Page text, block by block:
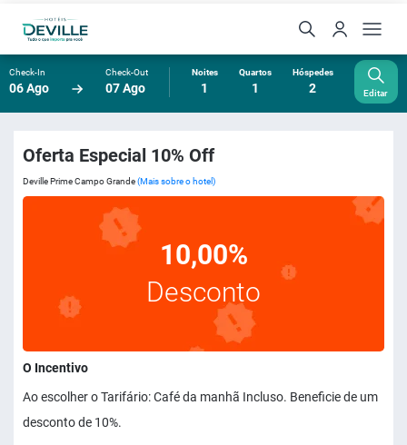
Check-In
06 Ago
Check-Out
07 Ago
Noites
1
Quartos
1
Hóspedes
2 Editar
Oferta Especial 10% Off
Deville Prime Campo Grande(Mais sobre o hotel)
10,00%
Desconto
O Incentivo
Ao escolher o Tarifário: Café da manhã Incluso. Beneficie de um
desconto de 10%.